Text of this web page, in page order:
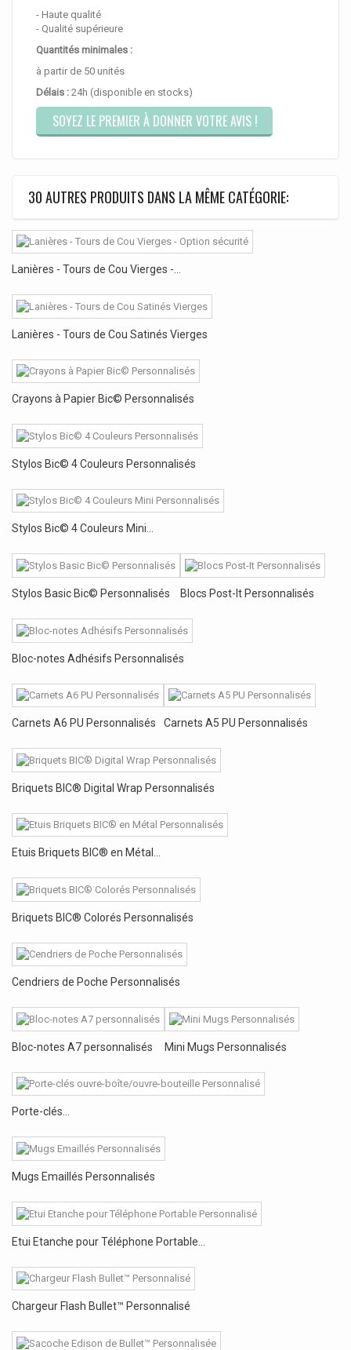
- Haute qualité
- Qualité supérieure
Quantités minimales :
à partir de 50 unités
Délais : 24h (disponible en stocks)
SOYEZ LE PREMIER À DONNER VOTRE AVIS !
30 AUTRES PRODUITS DANS LA MÊME CATÉGORIE:
Lanières - Tours de Cou Vierges -...
Lanières - Tours de Cou Satinés Vierges
Crayons à Papier Bic© Personnalisés
Stylos Bic© 4 Couleurs Personnalisés
Stylos Bic© 4 Couleurs Mini...
Stylos Basic Bic© Personnalisés Blocs Post-It Personnalisés
Bloc-notes Adhésifs Personnalisés
Carnets A6 PU Personnalisés Carnets A5 PU Personnalisés
Briquets BIC® Digital Wrap Personnalisés
Etuis Briquets BIC® en Métal...
Briquets BIC® Colorés Personnalisés
Cendriers de Poche Personnalisés
Bloc-notes A7 personnalisés Mini Mugs Personnalisés
Porte-clés...
Mugs Emaillés Personnalisés
Etui Etanche pour Téléphone Portable...
Chargeur Flash Bullet™ Personnalisé